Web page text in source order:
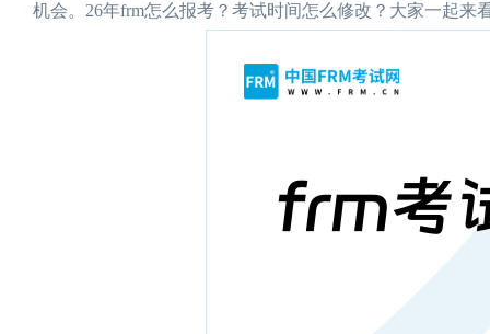
机会。26年frm怎么报考？考试时间怎么修改？大家一起来